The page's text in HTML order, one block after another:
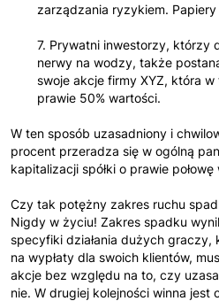
zarządzania ryzykiem. Papiery
7. Prywatni inwestorzy, którzy
nerwy na wodzy, także
swoje akcje firmy XYZ, która w
prawie 50% wartości.
W ten sposób uzasadniony i
procent przeradza się w ogólną
kapitalizacji spółki o prawie połowę
Czy tak potężny zakres ruchu
Nigdy w życiu! Zakres spadku
specyfiki działania dużych
na wypłaty dla swoich klientów,
akcje bez względu na to, czy
nie. W drugiej kolejności winna jest